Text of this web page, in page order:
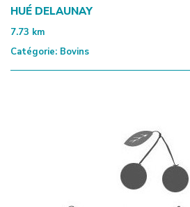
HUÉ DELAUNAY
7.73 km
Catégorie: Bovins